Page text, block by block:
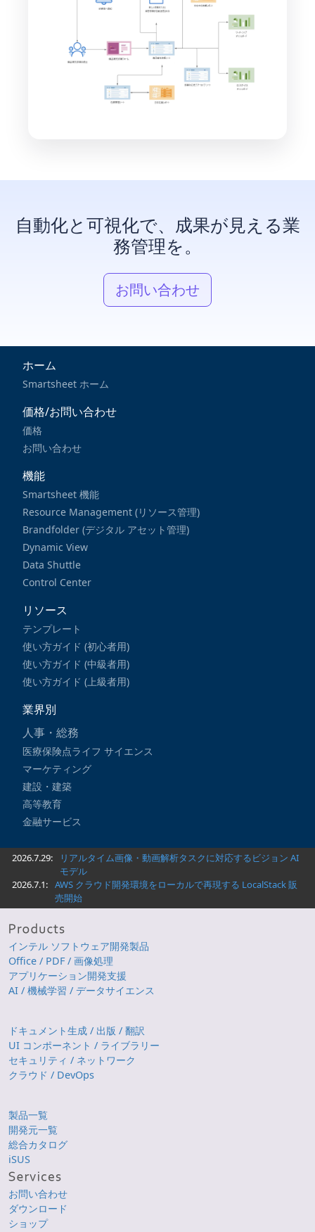
自動化と可視化で、成果が見える業
務管理を。
お問い合わせ
ホーム
Smartsheet ホーム
価格/お問い合わせ
価格
お問い合わせ
機能
Smartsheet 機能
Resource Management (リソース管理)
Brandfolder (デジタル アセット管理)
Dynamic View
Data Shuttle
Control Center
リソース
テンプレート
使い方ガイド (初心者用)
使い方ガイド (中級者用)
使い方ガイド (上級者用)
業界別
人事・総務
医療保険点ライフ サイエンス
マーケティング
建設・建築
高等教育
金融サービス
2026.7.29:
リアルタイム画像・動画解析タスクに対応するビジョン AI
モデル
2026.7.1: AWS クラウド開発環境をローカルで再現する LocalStack 販
売開始
インテル ソフトウェア開発製品
Office / PDF / 画像処理
アプリケーション開発支援
AI / 機械学習 / データサイエンス
ドキュメント生成 / 出版 / 翻訳
UI コンポーネント / ライブラリー
セキュリティ / ネットワーク
クラウド / DevOps
製品一覧
開発元一覧
総合カタログ
iSUS
お問い合わせ
ダウンロード
ショップ